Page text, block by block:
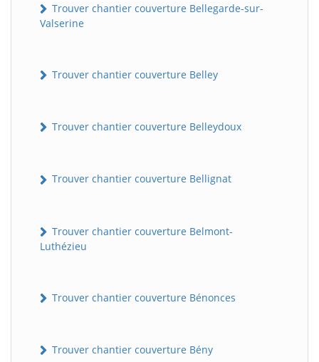
Trouver chantier couverture Bellegarde-sur-
Valserine
Trouver chantier couverture Belley
Trouver chantier couverture Belleydoux
Trouver chantier couverture Bellignat
Trouver chantier couverture Belmont-
Luthézieu
Trouver chantier couverture Bénonces
Trouver chantier couverture Bény